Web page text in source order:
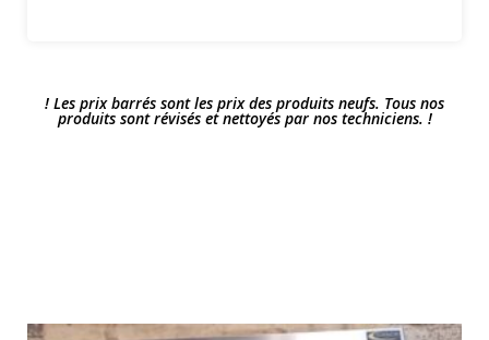
! Les prix barrés sont les prix des produits neufs. Tous nos
produits sont révisés et nettoyés par nos techniciens. !